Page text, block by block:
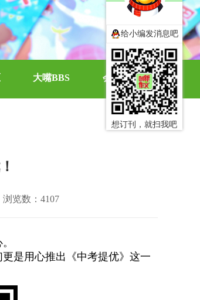
大嘴BBS 会员中心
浏览数：4107
是用心推出《中考提优》这一
给小编发消息吧
想订刊，就扫我吧